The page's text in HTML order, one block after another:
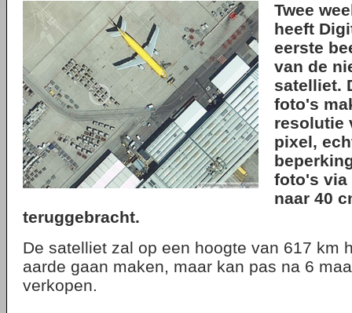
Twee
heeft
eerste
van de
satelliet.
foto's
resolutie
pixel,
foto's via
naar 40
teruggebracht.
De satelliet zal op een hoogte van 617 km
aarde gaan maken, maar kan pas na 6
verkopen.